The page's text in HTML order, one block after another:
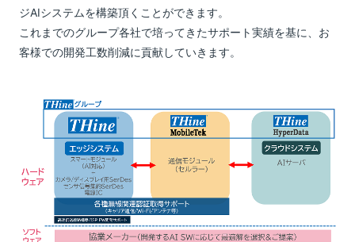
ジAIシステムを構築頂くことができます。
これまでのグループ各社で培ってきたサポート実績を基に、お
客様での開発工数削減に貢献していきます。